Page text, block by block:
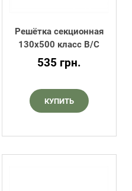
Решётка секционная
130х500 класс B/C
535 грн.
КУПИТЬ